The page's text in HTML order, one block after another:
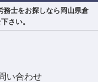
士をお探しなら岡山県倉
さい。